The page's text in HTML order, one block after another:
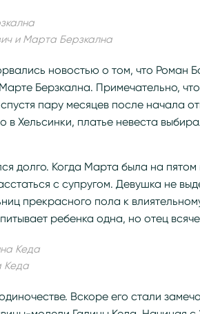
и Марта Берзкална
новостью о том, что Роман
Берзкална. Примечательно,
пару месяцев после начала
в Хельсинки, платье невеста
долго. Когда Марта была на
с супругом. Девушка не
прекрасного пола к
ребенка одна, но отец
Кеда
Вскоре его стали